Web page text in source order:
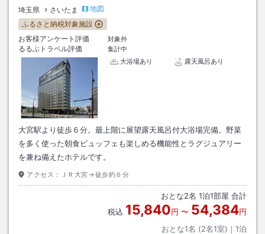
埼玉県 さいたま
地図
ふるさと納税対象施設
お客様アンケート評価
対象外
るるぶトラベル評価
集計中
大浴場あり
露天風呂あり
大宮駅より徒歩６分。最上階に展望露天風呂付大浴場完備。野菜
を多く使った朝食ビュッフェも楽しめる機能性とラグジュアリー
を兼ね備えたホテルです。
アクセス： ＪＲ大宮→徒歩約６分
おとな2名 1泊1部屋 合計
税込 15,840円 〜 54,384円
おとな1名 (2名1室)｜ 1泊